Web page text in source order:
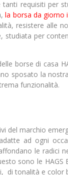
tanti requisiti per
la borsa da giorno
resistere alle
studiata per
borse di casa
sposato la
funzionalità.
del marchio
ad ogni
le radici
sono le
di tonalità e color